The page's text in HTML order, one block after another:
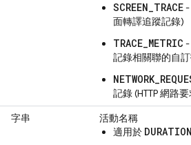
SCREEN_TRACE-
面轉譯追蹤記錄)
TRACE_METRIC -
記錄相關聯的自
記錄 (HTTP 網路
字串
活動名稱
適用於